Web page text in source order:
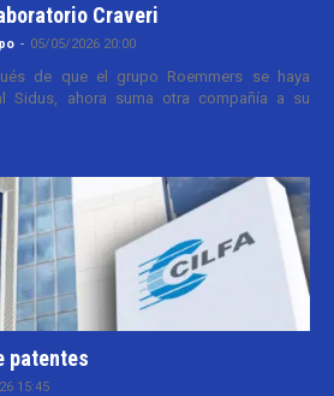
Craveri
- 05/05/2026 20:00
de que el grupo Roemmers se haya
Sidus, ahora suma otra compañía a su
patentes
15:45